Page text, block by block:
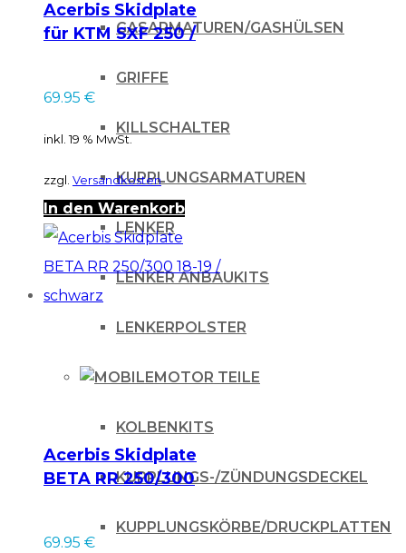
GASARMATUREN/GASHÜLSEN
GRIFFE
KILLSCHALTER
KUPPLUNGSARMATUREN
LENKER
LENKER ANBAUKITS
LENKERPOLSTER
MOTOR TEILE
KOLBENKITS
KUPPLUNGS-/ZÜNDUNGSDECKEL
KUPPLUNGSKÖRBE/DRUCKPLATTEN
Acerbis Skidplate
für KTM SXF 250 /
69.95 €
inkl. 19 % MwSt.
zzgl. Versandkosten
In den Warenkorb
Acerbis Skidplate
BETA RR 250/300
69.95 €